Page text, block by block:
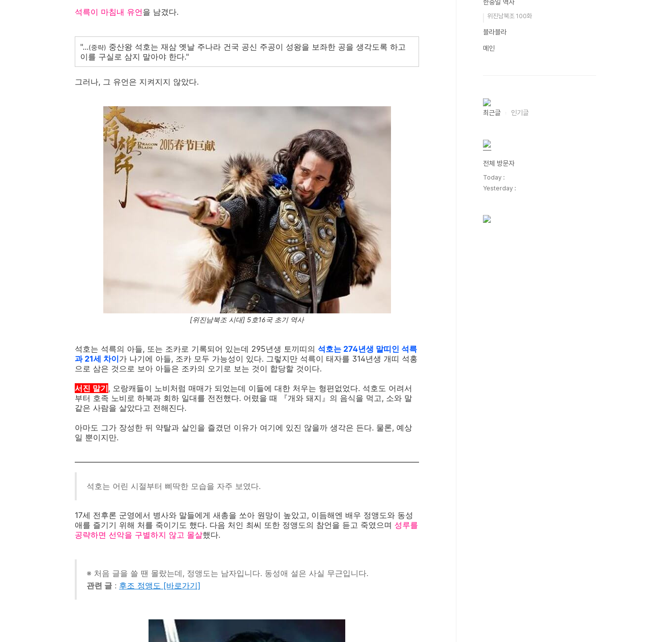
석륵이 마침내 유언을 남겼다.
"...(중략) 중산왕 석호는 재삼 옛날 주나라 건국 공신 주공이 성왕을 보좌한 공을 생각도록 하고
이를 구실로 삼지 말아야 한다."
그러나, 그 유언은 지켜지지 않았다.
[위진남북조 시대] 5호16국 초기 역사
석호는 석륵의 아들, 또는 조카로 기록되어 있는데 295년생 토끼띠의 석호는 274년생 말띠인 석륵
과 21세 차이가 나기에 아들, 조카 모두 가능성이 있다. 그렇지만 석륵이 태자를 314년생 개띠 석홍
으로 삼은 것으로 보아 아들은 조카의 오기로 보는 것이 합당할 것이다.
서진 말기, 오랑캐들이 노비처럼 매매가 되었는데 이들에 대한 처우는 형편없었다. 석호도 어려서
부터 호족 노비로 하북과 회하 일대를 전전했다. 어렸을 때 『개와 돼지』의 음식을 먹고, 소와 말
같은 사람을 살았다고 전해진다.
아마도 그가 장성한 뒤 약탈과 살인을 즐겼던 이유가 여기에 있진 않을까 생각은 든다. 물론, 예상
일 뿐이지만.
석호는 어린 시절부터 삐딱한 모습을 자주 보였다.
17세 전후론 군영에서 병사와 말들에게 새총을 쏘아 원망이 높았고, 이듬해엔 배우 정앵도와 동성
애를 즐기기 위해 처를 죽이기도 했다. 다음 처인 최씨 또한 정앵도의 참언을 듣고 죽였으며 성루를
공략하면 선악을 구별하지 않고 몰살했다.
※ 처음 글을 쓸 땐 몰랐는데, 정앵도는 남자입니다. 동성애 설은 사실 무근입니다.
관련 글 : 후조 정앵도 [바로가기]
한중일 역사
위진남북조 100화
블라블라
메인
최근글 인기글
전체 방문자
Today :
Yesterday :